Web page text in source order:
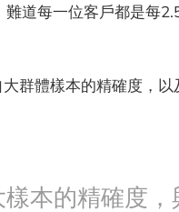
道每一位客戶都是每
群體樣本的精確度，以
本的精確度，